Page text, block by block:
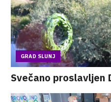
GRAD SLUNJ
Svečano proslavljen